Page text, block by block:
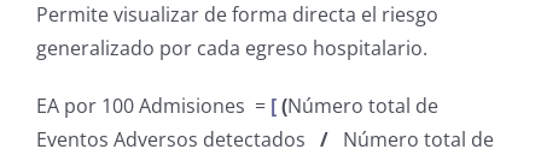
Permite visualizar de forma directa el riesgo
generalizado por cada egreso hospitalario.
EA por 100 Admisiones =[(Número total de
Eventos Adversos detectados /Número total de